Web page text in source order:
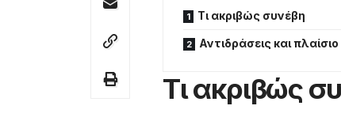
Τι ακριβώς συνέβη
Αντιδράσεις και πλαίσιο
Τι ακριβώς